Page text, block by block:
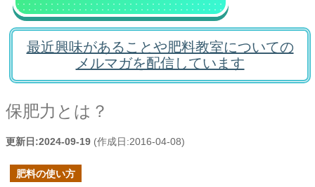
最近興味があることや肥料教室についての
メルマガを配信しています
保肥力とは？
更新日:2024-09-19 (作成日:2016-04-08)
肥料の使い方